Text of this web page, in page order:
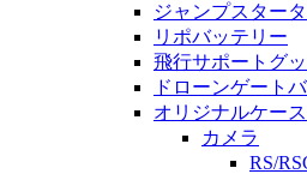
ジャンプスター
リポバッテリー
飛行サポートグ
ドローンゲート
オリジナルケース
カメラ
RS/